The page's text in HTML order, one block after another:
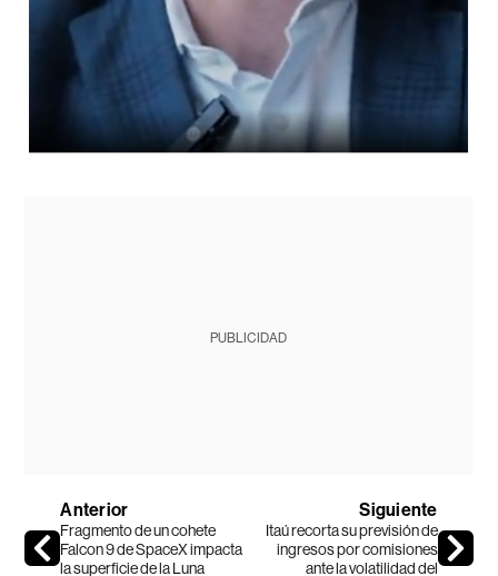
PUBLICIDAD
Anterior
Fragmento de un cohete
Falcon 9 de SpaceX impacta
la superficie de la Luna
Siguiente
Itaú recorta su previsión de
ingresos por comisiones
ante la volatilidad del